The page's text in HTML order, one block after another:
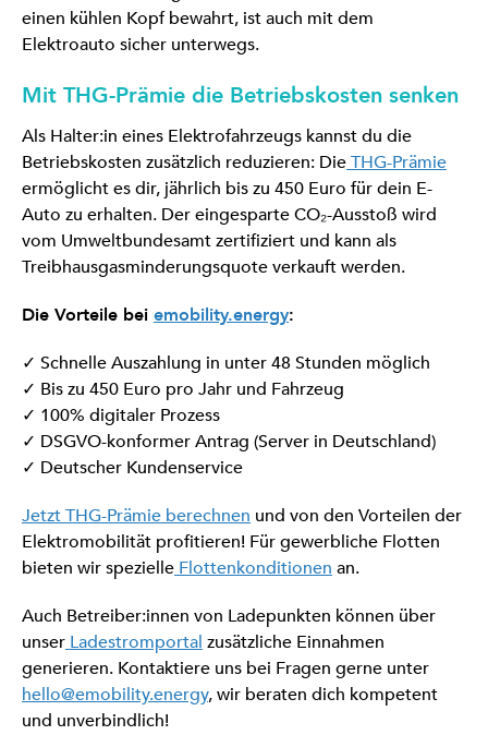
einen kühlen Kopf bewahrt, ist auch mit dem
Elektroauto sicher unterwegs.
Mit THG-Prämie die Betriebskosten senken
Als Halter:in eines Elektrofahrzeugs kannst du die
Betriebskosten zusätzlich reduzieren: DieTHG-Prämie
ermöglicht es dir, jährlich bis zu 450 Euro für dein E-
Auto zu erhalten. Der eingesparte CO₂-Ausstoß wird
vom Umweltbundesamt zertifiziert und kann als
Treibhausgasminderungsquote verkauft werden.
Die Vorteile bei emobility.energy:
✓ Schnelle Auszahlung in unter 48 Stunden möglich
✓ Bis zu 450 Euro pro Jahr und Fahrzeug
✓ 100% digitaler Prozess
✓ DSGVO-konformer Antrag (Server in Deutschland)
✓ Deutscher Kundenservice
Jetzt THG-Prämie berechnen und von den Vorteilen der
Elektromobilität profitieren! Für gewerbliche Flotten
bieten wir spezielle Flottenkonditionen an.
Auch Betreiber:innen von Ladepunkten können über
unser Ladestromportal zusätzliche Einnahmen
generieren. Kontaktiere uns bei Fragen gerne unter
hello@emobility.energy, wir beraten dich kompetent
und unverbindlich!